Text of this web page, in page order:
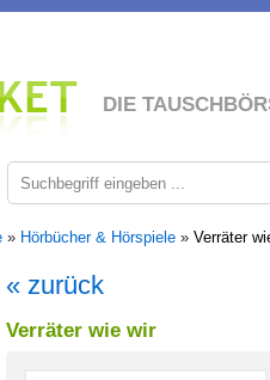
DIE
» Hörbücher & Hörspiele » Verräter
« zurück
Verräter wie wir